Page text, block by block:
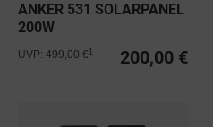
ANKER 531 SOLARPANEL
200W
200,00 €
UVP: 499,00 €